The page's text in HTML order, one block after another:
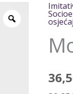
Model
zubala
količina